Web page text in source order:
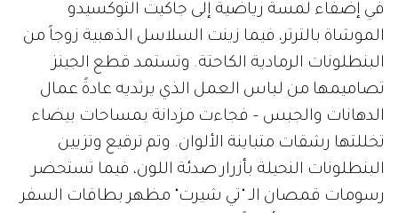
في إضفاء لمسة رياضية إلى جاكيت التوكسيدو
الموشاة بالترتر، فيما زينت السلاسل الذهبية زوجاً من
البنطلونات الرمادية الكاحتة. وتستمد قطع الجينز
تصاميمها من لباس العمل الذي يرتديه عادةً عمال
الدهانات والجبس – فجاءت مزدانة بمساحات بيضاء
تخللتها رشقات متباينة الألوان. وتم ترقيع وتزيين
البنطلونات النحيلة بأزرار صدئة اللون، فيما تستحضر
رسومات قمصان الـ "تي شيرت" مظهر بطاقات السفر